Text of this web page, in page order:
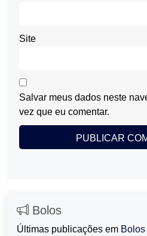
Site
Salvar meus dados neste
vez que eu comentar.
Bolos
Últimas publicações em Bolos